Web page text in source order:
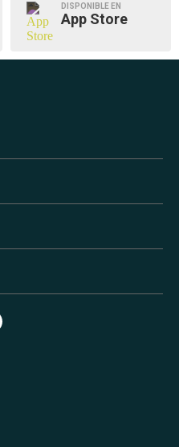
DISPONIBLE EN
App Store